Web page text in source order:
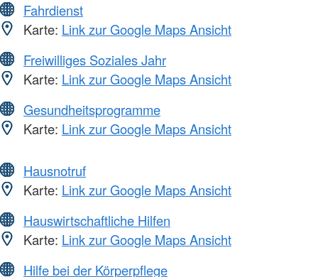
Fahrdienst
Karte: Link zur Google Maps Ansicht
Freiwilliges Soziales Jahr
Karte: Link zur Google Maps Ansicht
Gesundheitsprogramme
Karte: Link zur Google Maps Ansicht
Hausnotruf
Karte: Link zur Google Maps Ansicht
Hauswirtschaftliche Hilfen
Karte: Link zur Google Maps Ansicht
Hilfe bei der Körperpflege